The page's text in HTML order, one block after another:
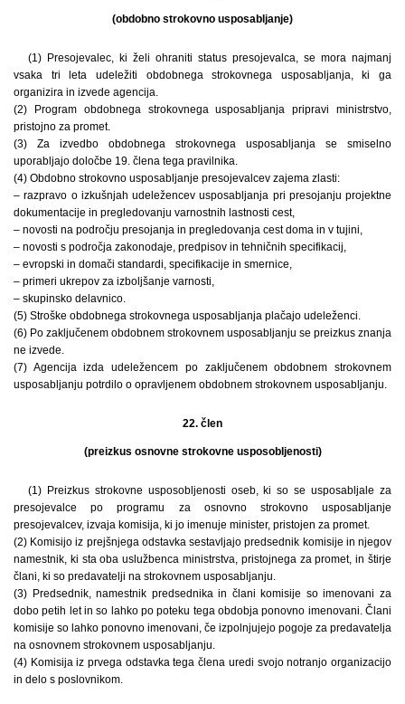
(obdobno strokovno usposabljanje)
(1) Presojevalec, ki želi ohraniti status presojevalca, se mora najmanj
vsaka tri leta udeležiti obdobnega strokovnega usposabljanja, ki ga
organizira in izvede agencija.
(2) Program obdobnega strokovnega usposabljanja pripravi ministrstvo,
pristojno za promet.
(3) Za izvedbo obdobnega strokovnega usposabljanja se smiselno
uporabljajo določbe 19. člena tega pravilnika.
(4) Obdobno strokovno usposabljanje presojevalcev zajema zlasti:
– razpravo o izkušnjah udeležencev usposabljanja pri presojanju projektne
dokumentacije in pregledovanju varnostnih lastnosti cest,
– novosti na področju presojanja in pregledovanja cest doma in v tujini,
– novosti s področja zakonodaje, predpisov in tehničnih specifikacij,
– evropski in domači standardi, specifikacije in smernice,
– primeri ukrepov za izboljšanje varnosti,
– skupinsko delavnico.
(5) Stroške obdobnega strokovnega usposabljanja plačajo udeleženci.
(6) Po zaključenem obdobnem strokovnem usposabljanju se preizkus znanja
ne izvede.
(7) Agencija izda udeležencem po zaključenem obdobnem strokovnem
usposabljanju potrdilo o opravljenem obdobnem strokovnem usposabljanju.
22. člen
(preizkus osnovne strokovne usposobljenosti)
(1) Preizkus strokovne usposobljenosti oseb, ki so se usposabljale za
presojevalce po programu za osnovno strokovno usposabljanje
presojevalcev, izvaja komisija, ki jo imenuje minister, pristojen za promet.
(2) Komisijo iz prejšnjega odstavka sestavljajo predsednik komisije in njegov
namestnik, ki sta oba uslužbenca ministrstva, pristojnega za promet, in štirje
člani, ki so predavatelji na strokovnem usposabljanju.
(3) Predsednik, namestnik predsednika in člani komisije so imenovani za
dobo petih let in so lahko po poteku tega obdobja ponovno imenovani. Člani
komisije so lahko ponovno imenovani, če izpolnjujejo pogoje za predavatelja
na osnovnem strokovnem usposabljanju.
(4) Komisija iz prvega odstavka tega člena uredi svojo notranjo organizacijo
in delo s poslovnikom.